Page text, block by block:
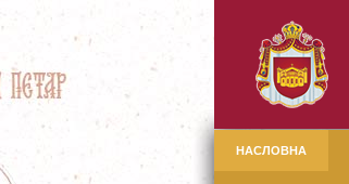
НАСЛОВНА